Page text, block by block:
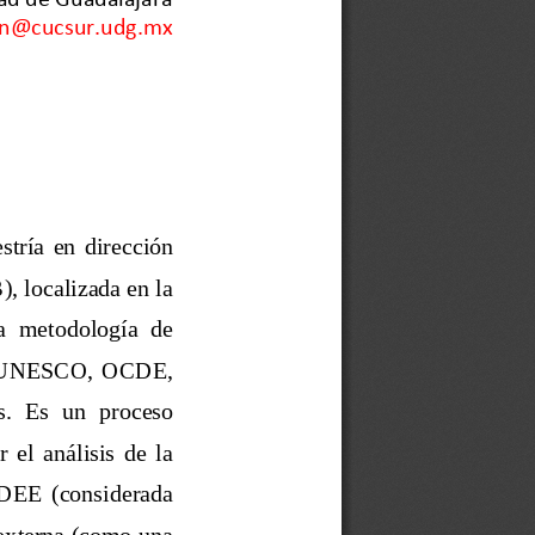
en  dirección
localizada en la
metodología  de
OCDE,
Es  un  proceso
el  análisis  de  la
(considerada